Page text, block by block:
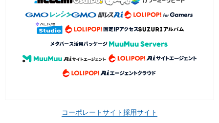
コーポレートサイト採用サイト